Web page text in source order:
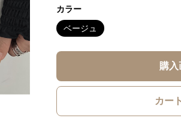
カラー
ベージュ
購
カー